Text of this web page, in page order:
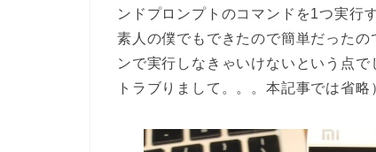
ンドプロンプトのコマンドを1つ実行
素人の僕でもできたので簡単だった
ンで実行しなきゃいけないという点
トラブりまして。。。本記事では省略